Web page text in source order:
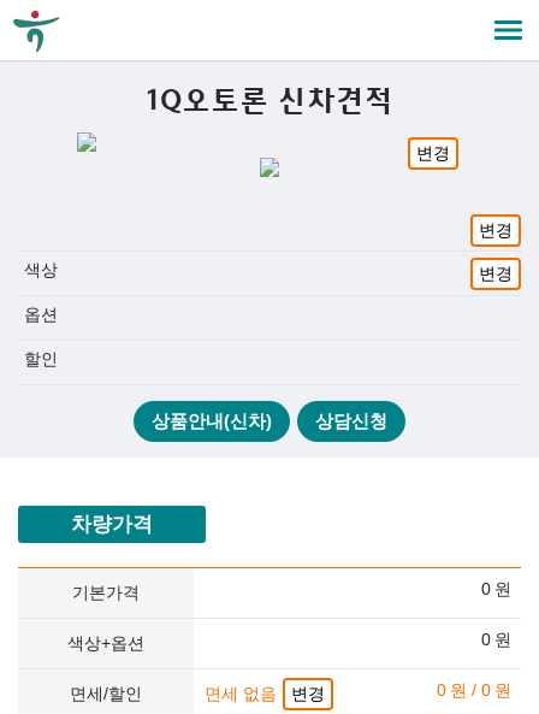
1Q오토론 신차견적
변경
변경
색상 변경
옵션
할인
상품안내(신차) 상담신청
차량가격
기본가격 0 원
색상+옵션 0 원
면세/할인 면세 없음 변경 0 원 / 0 원